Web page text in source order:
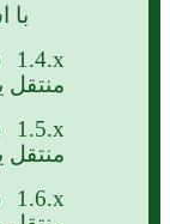
با
1.4.x
منتقل
1.5.x
منتقل
1.6.x